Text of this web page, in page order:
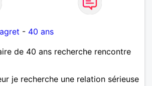
- 40 ans
de 40 ans recherche rencontre
je recherche une relation sérieuse